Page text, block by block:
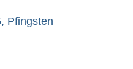
Pfingsten